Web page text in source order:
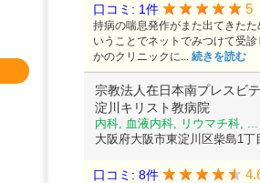
口コミ: 1件 5
持病の喘息発作がまた出てきた
いうことでネットでみつけて受
かのクリニックに... 続きを読む
宗教法人在日本南プレスビ
淀川キリスト教病院
内科, 血液内科, リウマチ科, ...
大阪府大阪市東淀川区柴島1丁
口コミ: 8件